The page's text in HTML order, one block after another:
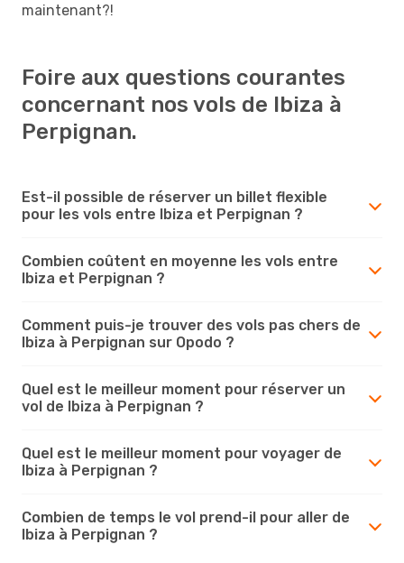
maintenant?!
Foire aux questions courantes
concernant nos vols de Ibiza à
Perpignan.
Est-il possible de réserver un billet flexible
pour les vols entre Ibiza et Perpignan ?
Combien coûtent en moyenne les vols entre
Ibiza et Perpignan ?
Comment puis-je trouver des vols pas chers de
Ibiza à Perpignan sur Opodo ?
Quel est le meilleur moment pour réserver un
vol de Ibiza à Perpignan ?
Quel est le meilleur moment pour voyager de
Ibiza à Perpignan ?
Combien de temps le vol prend-il pour aller de
Ibiza à Perpignan ?